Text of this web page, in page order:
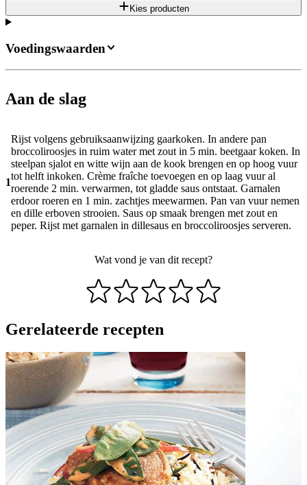
Kies producten
Aan de slag
1
Rijst volgens gebruiksaanwijzing gaarkoken. In andere pan
broccoliroosjes in ruim water met zout in 5 min. beetgaar koken. In
steelpan sjalot en witte wijn aan de kook brengen en op hoog vuur
tot helft inkoken. Crème fraîche toevoegen en op laag vuur al
roerende 2 min. verwarmen, tot gladde saus ontstaat. Garnalen
erdoor roeren en 1 min. zachtjes meewarmen. Pan van vuur nemen
en dille erboven strooien. Saus op smaak brengen met zout en
peper. Rijst met garnalen in dillesaus en broccoliroosjes serveren.
Wat vond je van dit recept?
Voedingswaarden
Gerelateerde recepten